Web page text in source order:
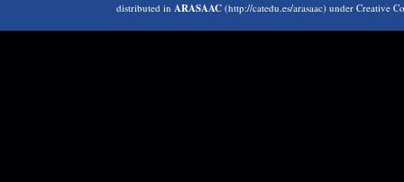
distributed in ARASAAC (http://catedu.es/arasaac) under Creative